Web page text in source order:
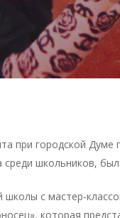
при городской
школьников,
с мастер-
которая